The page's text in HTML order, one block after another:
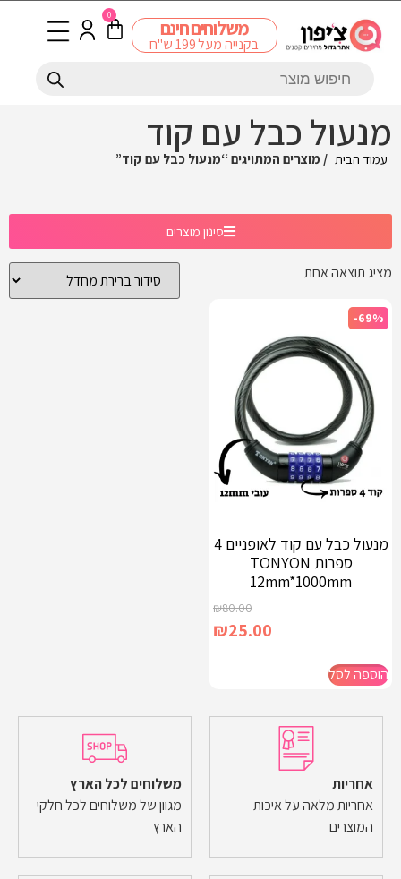
משלוחים חינם
בקנייה מעל 199 ש"ח
0
מנעול כבל עם קוד
עמוד הבית / מוצרים המתויגים “מנעול כבל עם קוד”
סינון מוצרים
מציג תוצאה אחת
-69%
מנעול כבל עם קוד לאופניים 4
ספרות TONYON
12mm*1000mm
₪80.00
₪25.00
הוספה לסל
אחריות
אחריות מלאה על איכות
המוצרים
משלוחים לכל הארץ
מגוון של משלוחים לכל חלקי
הארץ